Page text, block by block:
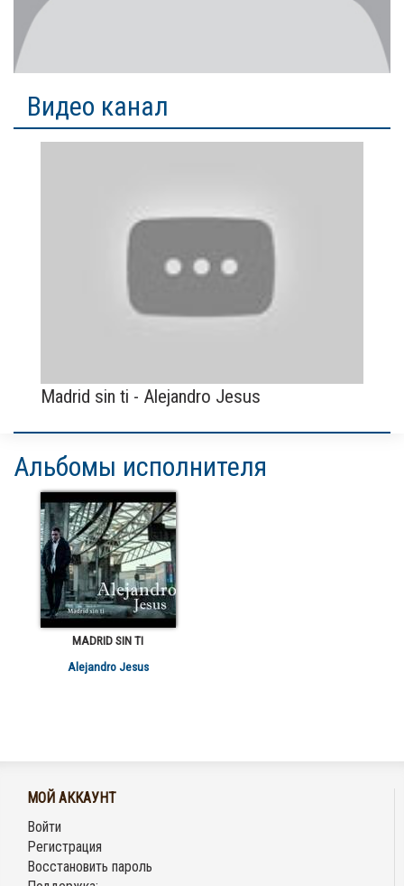
Видео канал
Madrid sin ti - Alejandro Jesus
Альбомы исполнителя
MADRID SIN TI
Alejandro Jesus
МОЙ АККАУНТ
Войти
Регистрация
Восстановить пароль